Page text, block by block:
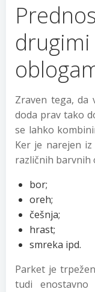
Zraven tega, da
doda prav tako
se lahko
Ker je narejen
različnih barvnih
bor;
oreh;
češnja;
hrast;
smreka ipd.
Parket je
tudi